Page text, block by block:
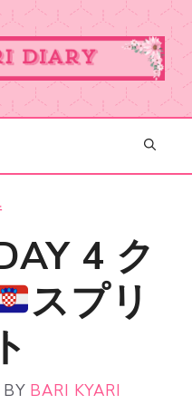
4 ク
スプリ
BY BARI KYARI